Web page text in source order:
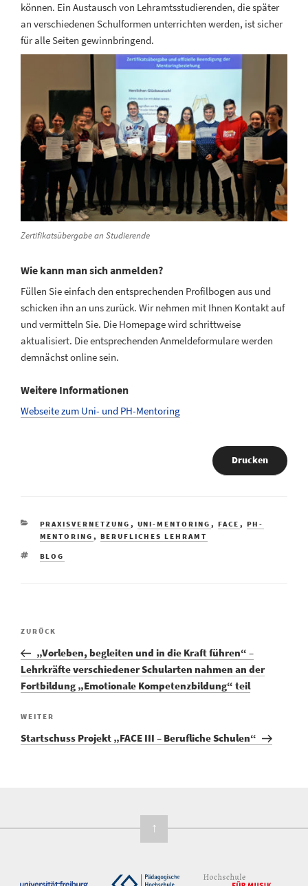
können. Ein Austausch von Lehramtsstudierenden, die später
an verschiedenen Schulformen unterrichten werden, ist sicher
für alle Seiten gewinnbringend.
Zertifikatsübergabe an Studierende
Wie kann man sich anmelden?
Füllen Sie einfach den entsprechenden Profilbogen aus und
schicken ihn an uns zurück. Wir nehmen mit Ihnen Kontakt auf
und vermitteln Sie. Die Homepage wird schrittweise
aktualisiert. Die entsprechenden Anmeldeformulare werden
demnächst online sein.
Weitere Informationen
Webseite zum Uni- und PH-Mentoring
Drucken
KATEGORIEN
PRAXISVERNETZUNG , UNI-MENTORING , FACE , PH-
MENTORING , BERUFLICHES LEHRAMT
SCHLAGWÖRTER
BLOG
Beitragsnavigation
Vorheriger
Beitrag
ZURÜCK
„Vorleben, begleiten und in die Kraft führen“ –
Lehrkräfte verschiedener Schularten nahmen an der
Fortbildung „Emotionale Kompetenzbildung“ teil
Nächster
Beitrag
WEITER
Startschuss Projekt „FACE III – Berufliche Schulen“
↑